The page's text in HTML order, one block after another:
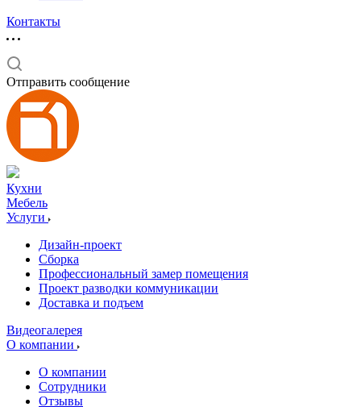
Контакты
Отправить сообщение
Кухни
Мебель
Услуги
Дизайн-проект
Сборка
Профессиональный замер помещения
Проект разводки коммуникации
Доставка и подъем
Видеогалерея
О компании
О компании
Сотрудники
Отзывы